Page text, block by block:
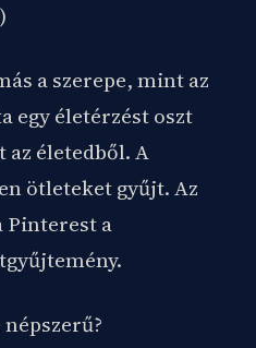
a szerepe, mint az
egy életérzést oszt
az életedből. A
ötleteket gyűjt. Az
Pinterest a